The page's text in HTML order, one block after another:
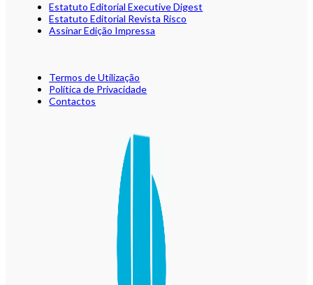
Estatuto Editorial Executive Digest
Estatuto Editorial Revista Risco
Assinar Edição Impressa
Termos de Utilização
Política de Privacidade
Contactos